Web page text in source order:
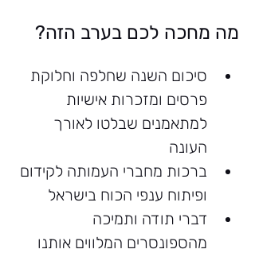
מה מחכה לכם בערב הזה?
סיכום השנה שחלפה וחלוקת
פרסים ומזכרות אישיות
למתאמנים שבלטו לאורך
העונה
ברכות מחברי העמותה לקידום
ופיתוח ענפי הכוח בישראל
דברי תודה ותמיכה
מהספונסרים המלווים אותנו